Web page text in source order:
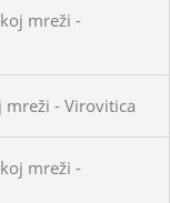
mreži -
- Virovitica
mreži -